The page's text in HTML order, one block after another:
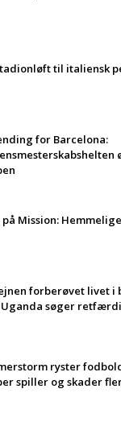
til italiensk
for Barcelona:
på Mission:
forberøvet livet i
Uganda søger
ryster
spiller og skader